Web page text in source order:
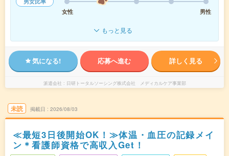
女性
男性
もっと見る
気になる! 応募へ進む 詳しく見る
派遣会社 日研トータルソーシング株式会社 メディカルケア事業部
未読 掲載日 2026/08/03
≪最短3日後開始OK！≫体温・血圧の記録メイ
ン＊看護師資格で高収入Get！